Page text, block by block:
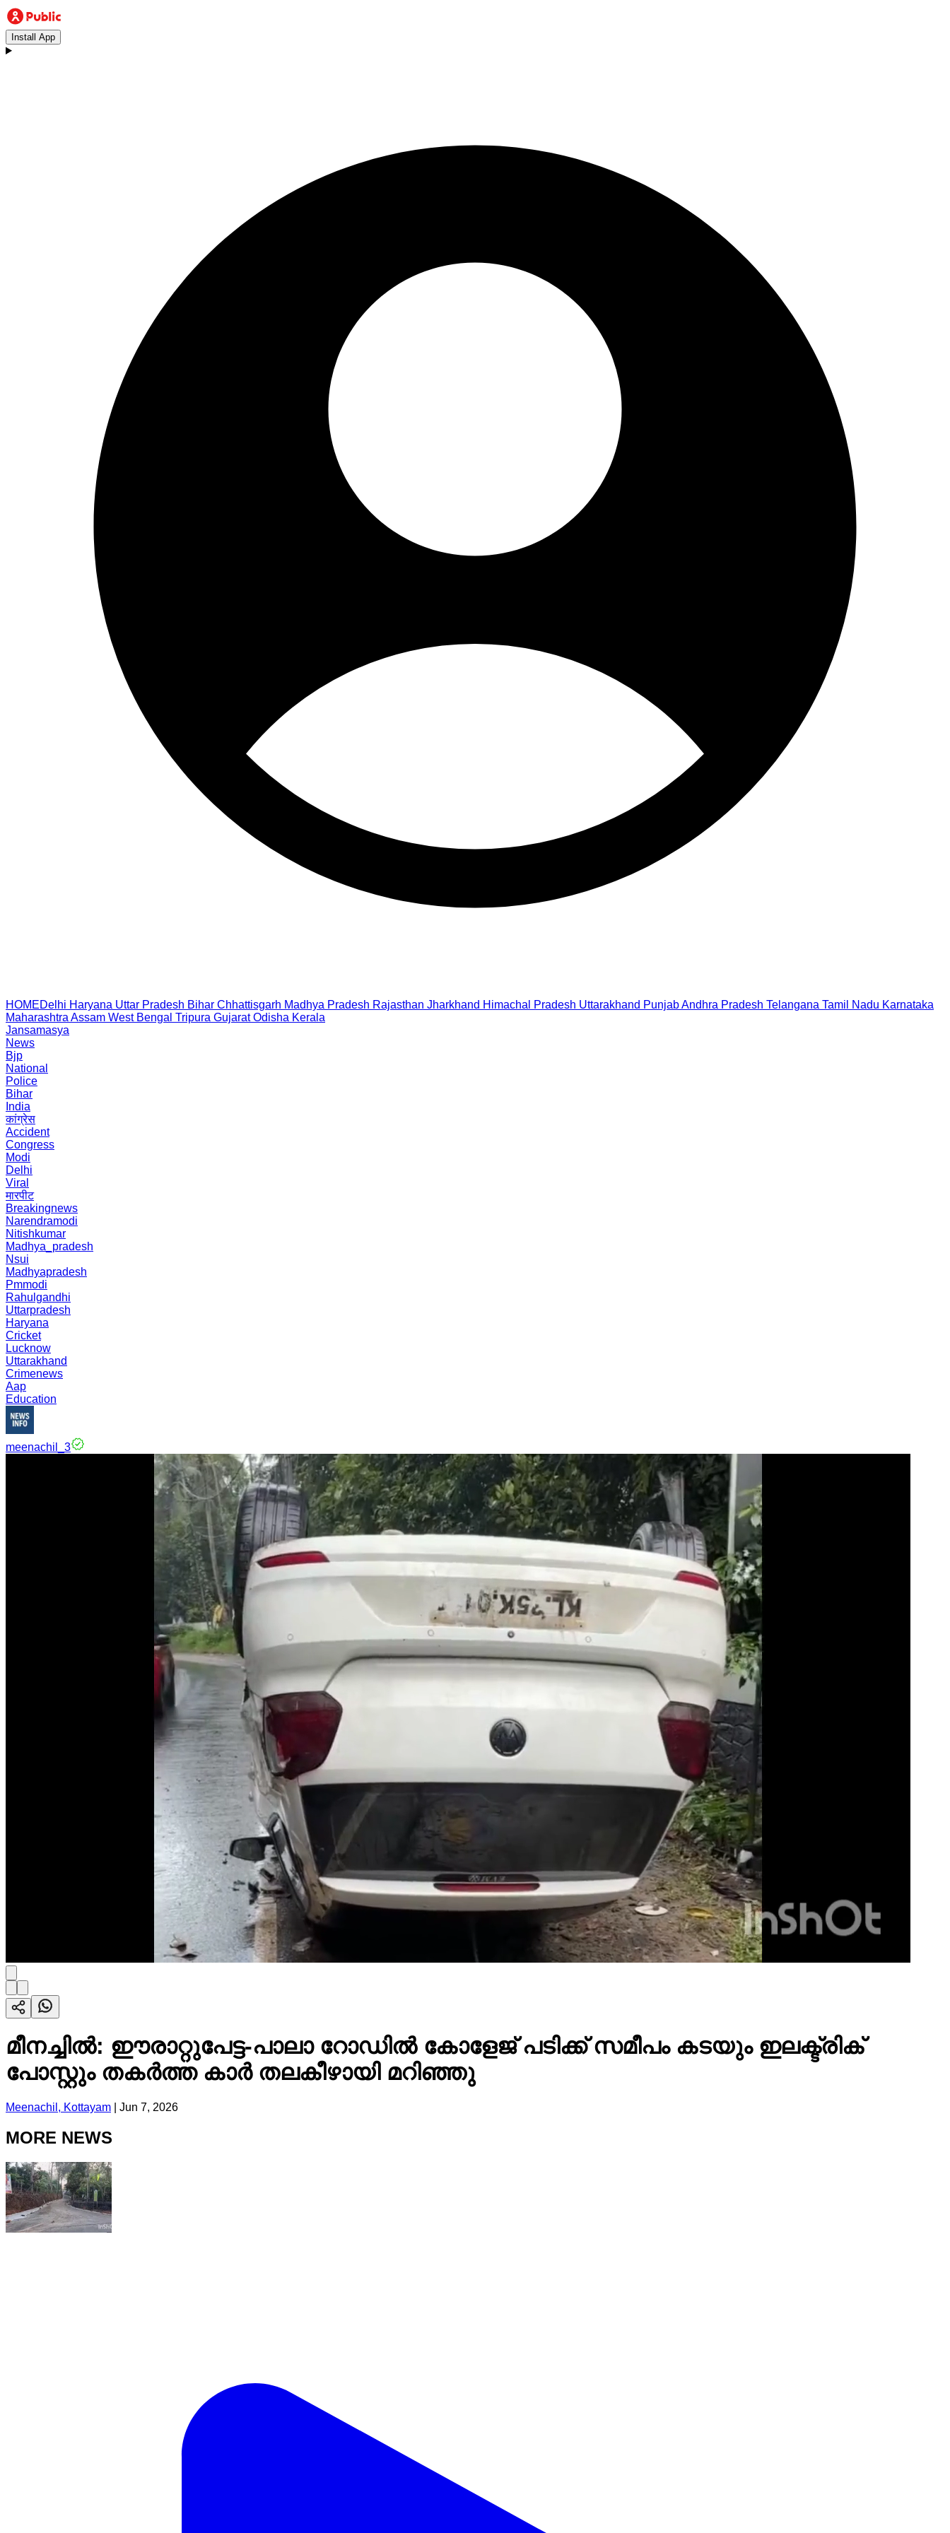
Install App
HOMEDelhi Haryana Uttar Pradesh Bihar Chhattisgarh Madhya Pradesh Rajasthan Jharkhand Himachal Pradesh Uttarakhand PunjabAndhra Pradesh Telangana Tamil Nadu Karnataka
Maharashtra Assam West Bengal Tripura Gujarat Odisha Kerala
Jansamasya
News
Bjp
National
Police
Bihar
India
कांग्रेस
Accident
Congress
Modi
Delhi
Viral
मारपीट
Breakingnews
Narendramodi
Nitishkumar
Madhya_pradesh
Nsui
Madhyapradesh
Pmmodi
Rahulgandhi
Uttarpradesh
Haryana
Cricket
Lucknow
Uttarakhand
Crimenews
Aap
Education
meenachil_3
മീനച്ചിൽ: ഈരാറ്റുപേട്ട-പാലാ റോഡിൽ കോളേജ് പടിക്ക് സമീപം കടയും ഇലക്ട്രിക്
പോസ്റ്റും തകർത്ത കാർ തലകീഴായി മറിഞ്ഞു
Meenachil, Kottayam Jun 7, 2026
MORE NEWS